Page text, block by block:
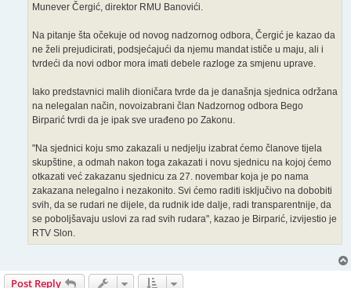
Munever Čergić, direktor RMU Banovići.
Na pitanje šta očekuje od novog nadzornog odbora, Čergić je kazao da
ne želi prejudicirati, podsjećajući da njemu mandat ističe u maju, ali i
tvrdeći da novi odbor mora imati debele razloge za smjenu uprave.
Iako predstavnici malih dioničara tvrde da je današnja sjednica održana
na nelegalan način, novoizabrani član Nadzornog odbora Bego
Birparić tvrdi da je ipak sve urađeno po Zakonu.
"Na sjednici koju smo zakazali u nedjelju izabrat ćemo članove tijela
skupštine, a odmah nakon toga zakazati i novu sjednicu na kojoj ćemo
otkazati već zakazanu sjednicu za 27. novembar koja je po nama
zakazana nelegalno i nezakonito. Svi ćemo raditi isključivo na dobobiti
svih, da se rudari ne dijele, da rudnik ide dalje, radi transparentnije, da
se poboljšavaju uslovi za rad svih rudara", kazao je Birparić, izvijestio je
RTV Slon.
Post Reply